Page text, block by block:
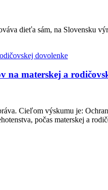
dieťa sám, na Slovensku
na materskej a
Cieľom výskumu je:
počas materskej a